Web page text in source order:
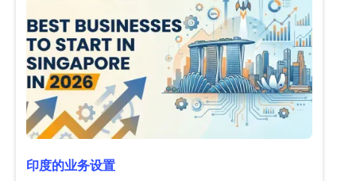
印度的业务设置